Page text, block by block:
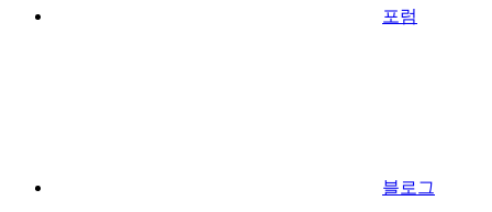
포럼
블로그